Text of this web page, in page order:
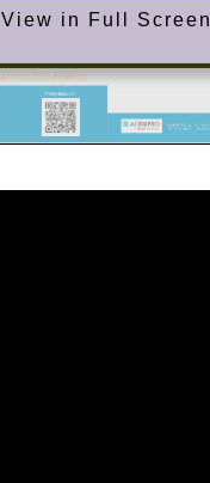
View in Full Screen